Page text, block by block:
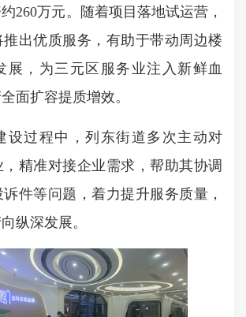
260万元。随着项目落地试运营，
推出优质服务，有助于带动周边楼
展，为三元区服务业注入新鲜血
面扩容提质增效。
过程中，列东街道多次主动对
精准对接企业需求，帮助其协调
件等问题，着力提升服务质量，
纵深发展。